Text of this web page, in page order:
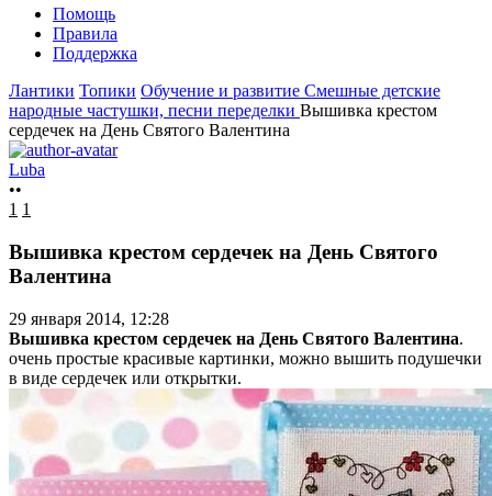
Помощь
Правила
Поддержка
Лантики Топики Обучение и развитие Смешные детские
народные частушки, песни переделки Вышивка крестом
сердечек на День Святого Валентина
Luba
••
1 1
Вышивка крестом сердечек на День Святого
Валентина
29 января 2014, 12:28
Вышивка крестом сердечек на День Святого Валентина.
очень простые красивые картинки, можно вышить подушечки
в виде сердечек или открытки.